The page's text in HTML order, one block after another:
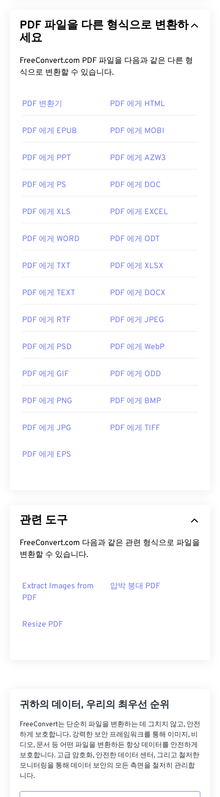
추천합니다. 둘 다 무료입니다.
개발자:
최초 출시:1993년 6월 15일
유용한 링크:
https://acrobat.adobe.com/us/en/why-
PDF 파일을 다른 형식으로 변환하
세요
FreeConvert.com PDF 파일을 다음과 같은 다른 형
식으로 변환할 수 있습니다.
PDF 변환기 PDF 에게 HTML
PDF 에게 EPUB PDF 에게 MOBI
PDF 에게 PPT PDF 에게 AZW3
PDF 에게 PS PDF 에게 DOC
PDF 에게 XLS PDF 에게 EXCEL
PDF 에게 WORD PDF 에게 ODT
PDF 에게 TXT PDF 에게 XLSX
PDF 에게 TEXT PDF 에게 DOCX
PDF 에게 RTF PDF 에게 JPEG
PDF 에게 PSD PDF 에게 WebP
PDF 에게 GIF PDF 에게 ODD
PDF 에게 PNG PDF 에게 BMP
PDF 에게 JPG PDF 에게 TIFF
PDF 에게 EPS
관련 도구
FreeConvert.com 다음과 같은 관련 형식으로 파일을
변환할 수 있습니다.
Extract Images from
PDF
압박 붕대 PDF
Resize PDF
귀하의 데이터, 우리의 최우선 순위
FreeConvert는 단순히 파일을 변환하는 데 그치지 않고, 안전
하게 보호합니다. 강력한 보안 프레임워크를 통해 이미지, 비
디오, 문서 등 어떤 파일을 변환하든 항상 데이터를 안전하게
보호합니다. 고급 암호화, 안전한 데이터 센터, 그리고 철저한
모니터링을 통해 데이터 보안의 모든 측면을 철저히 관리합
니다.